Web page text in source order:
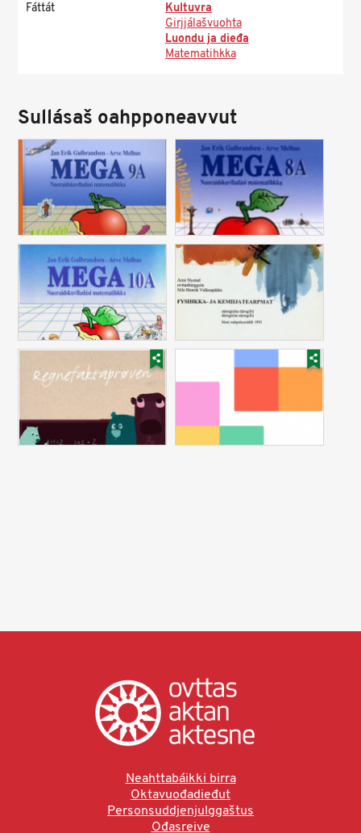
Fáttát
Kultuvra
Girjjálašvuohta
Luondu ja dieđa
Matematihkka
Sullásaš oahpponeavvut
Neahttabáikki birra
Oktavuođadieđut
Personsuddjenjulggaštus
Ođasreive